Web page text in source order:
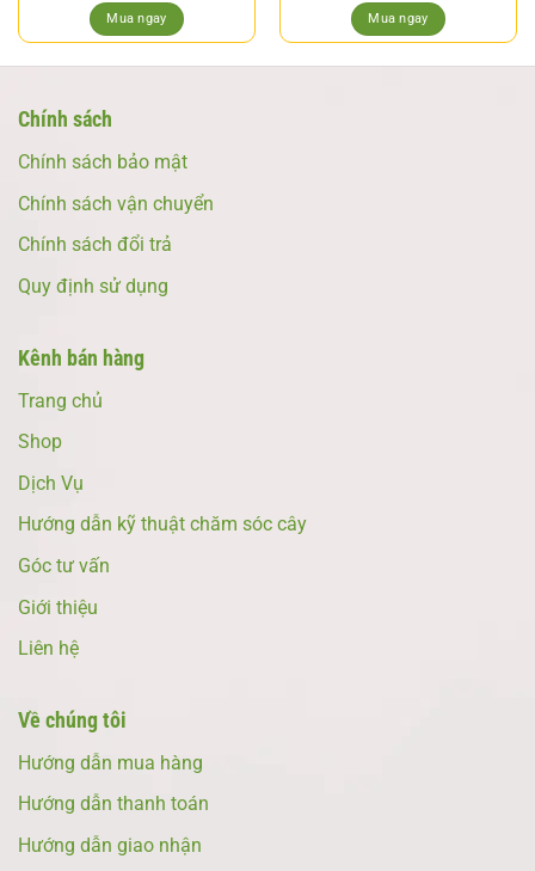
Mua ngay Mua ngay
Chính sách
Chính sách bảo mật
Chính sách vận chuyển
Chính sách đổi trả
Quy định sử dụng
Kênh bán hàng
Trang chủ
Shop
Dịch Vụ
Hướng dẫn kỹ thuật chăm sóc cây
Góc tư vấn
Giới thiệu
Liên hệ
Về chúng tôi
Hướng dẫn mua hàng
Hướng dẫn thanh toán
Hướng dẫn giao nhận